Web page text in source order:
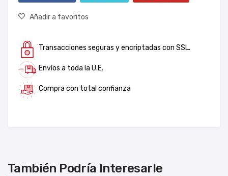
Añadir a favoritos
Transacciones seguras y encriptadas con SSL.
Envíos a toda la U.E.
Compra con total confianza
También Podría Interesarle